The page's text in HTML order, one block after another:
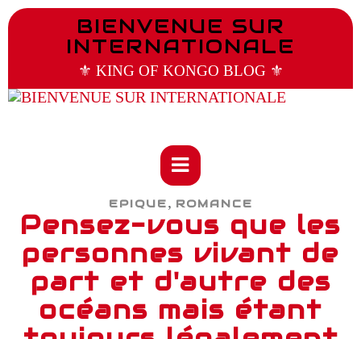
BIENVENUE SUR
INTERNATIONALE
⚜️ KING OF KONGO BLOG ⚜️
EPIQUE, ROMANCE
Pensez-vous que les
personnes vivant de
part et d'autre des
océans mais étant